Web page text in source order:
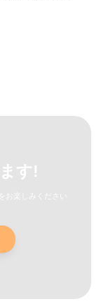
す!
お楽しみください